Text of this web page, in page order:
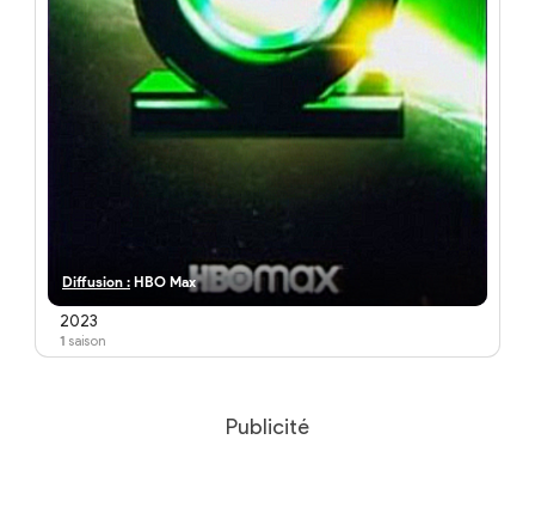
Diffusion : HBO Max
2023
1 saison
Publicité